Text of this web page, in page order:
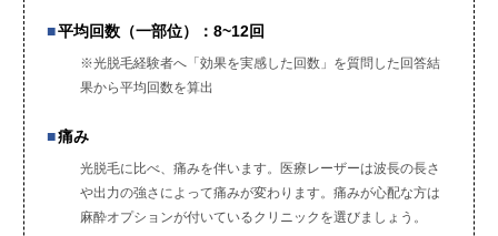
平均回数（一部位）：8~12回
※光脱毛経験者へ「効果を実感した回数」を質問した回答結
果から平均回数を算出
痛み
光脱毛に比べ、痛みを伴います。医療レーザーは波長の長さ
や出力の強さによって痛みが変わります。痛みが心配な方は
麻酔オプションが付いているクリニックを選びましょう。